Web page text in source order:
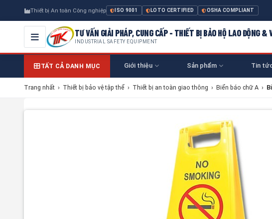
Thiết bị An toàn Công nghiệp ISO 9001 LOTO CERTIFIED OSHA COMPLIANT
TƯ VẤN GIẢI PHÁP, CUNG CẤP - THIẾT BỊ BẢO HỘ LAO ĐỘNG &
INDUSTRIAL SAFETY EQUIPMENT
TẤT CẢ DANH MỤC Giới thiệu Sản phẩm Tin
Trang nhất › Thiết bị bảo vệ tập thể › Thiết bị an toàn giao thông › Biển báo chữ A ›